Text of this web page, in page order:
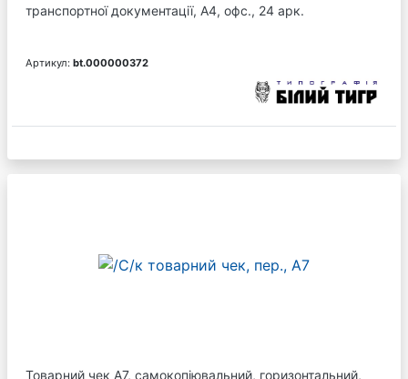
транспортної документації, А4, офс., 24 арк.
Артикул: bt.000000372
Товарний чек А7, самокопіювальний, горизонтальний,